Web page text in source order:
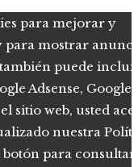
para mejorar y
para mostrar
puede
Adsense, Google
sitio web, usted
nuestra
para consultar